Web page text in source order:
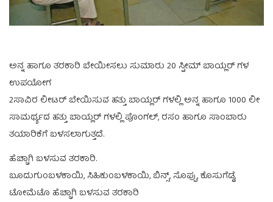
ಅನ್ನ ಹಾಗೂ ತರಕಾರಿ ಬೇಯೀಸಲು ಸುಮಾರು 20 ಸ್ಟೀಮ್ ಬಾಯ್ಲರ್ ಗಳ
ಉಪಯೋಗ
2ಸಾವಿರ ಲೀಟರ್ ಬೇಯಿಸುವ ಹತ್ತು ಬಾಯ್ಲರ್ ಗಳಲ್ಲಿ ಅನ್ನ ಹಾಗೂ 1000 ಲೀ
ಸಾಮರ್ಥ್ಯದ ಹತ್ತು ಬಾಯ್ಲರ್ ಗಳಲ್ಲಿ ಪೊಂಗಲ್, ರಸಂ ಹಾಗೂ ಸಾಂಬಾರು
ತಯಾರಿಕೆಗೆ ಬಳಸಲಾಗುತ್ತದೆ.
ಹೆಚ್ಚಾಗಿ ಬಳಸುವ ತರಕಾರಿ.
ಬೂದುಗುಂಬಳಕಾಯಿ, ಸಿಹಿಕುಂಬಳಕಾಯಿ, ಬಿನ್ಸ್, ಸೊಪ್ಪು, ಕೊಸುಗೆಡ್ಡೆ,
ಟೋಮೆಟೊ ಹೆಚ್ಚಾಗಿ ಬಳಸುವ ತರಕಾರಿ